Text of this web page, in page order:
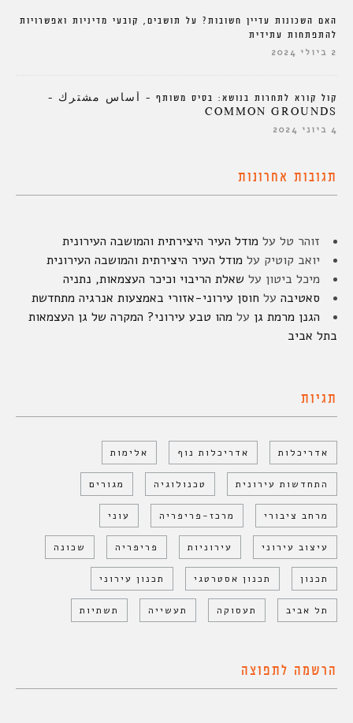
האם השכונות עדיין חשובות? על תושבים, קובעי מדיניות ואפשרויות
להתפתחות עתידית
2 ביולי 2024
קול קורא לתחרות בנושא: בסיס משותף – أساس مشترك –
COMMON GROUNDS
4 ביוני 2024
תגובות אחרונות
זוהר טל על מודל העיר היצירתית והמושבה העירונית
יואב קוטיק על מודל העיר היצירתית והמושבה העירונית
מיכל ביטון על שאלת הריבוי וכיכר העצמאות, נתניה
סאטיבה על חוסן עירוני-אזורי באמצעות אנרגיה מתחדשת
הגנן מרמת גן על מהו טבע עירוני? המקרה של גן העצמאות
בתל אביב
תגיות
אדריכלות אדריכלות נוף אלימות
התחדשות עירונית טכנולוגיה מגורים
מרחב ציבורי מרכז-פריפריה עוני
עיצוב עירוני עירוניות פריפריה שכונה
תכנון תכנון אסטרטגי תכנון עירוני
תל אביב תעסוקה תעשייה תשתיות
הרשמה לתפוצה